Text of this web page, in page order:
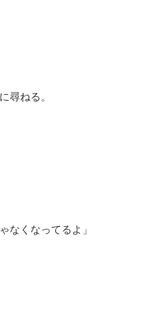
尋ねる。
なくなってるよ」